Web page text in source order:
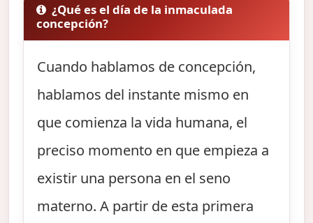
¿Qué es el día de la inmaculada
concepción?
Cuando hablamos de concepción,
hablamos del instante mismo en
que comienza la vida humana, el
preciso momento en que empieza a
existir una persona en el seno
materno. A partir de esta primera